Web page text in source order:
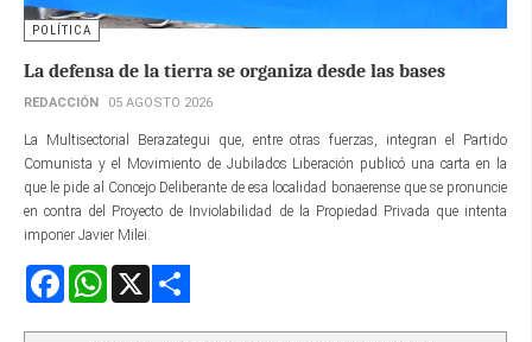
POLÍTICA
La defensa de la tierra se organiza desde las bases
REDACCIÓN 05 AGOSTO 2026
La Multisectorial Berazategui que, entre otras fuerzas, integran el Partido
Comunista y el Movimiento de Jubilados Liberación publicó una carta en la
que le pide al Concejo Deliberante de esa localidad bonaerense que se pronuncie
en contra del Proyecto de Inviolabilidad de la Propiedad Privada que intenta
imponer Javier Milei.
FacebookWhatsApp